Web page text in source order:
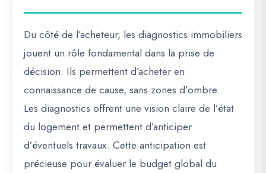
Du côté de l’acheteur, les diagnostics immobiliers
jouent un rôle fondamental dans la prise de
décision. Ils permettent d’acheter en
connaissance de cause, sans zones d’ombre.
Les diagnostics offrent une vision claire de l’état
du logement et permettent d’anticiper
d’éventuels travaux. Cette anticipation est
précieuse pour évaluer le budget global du